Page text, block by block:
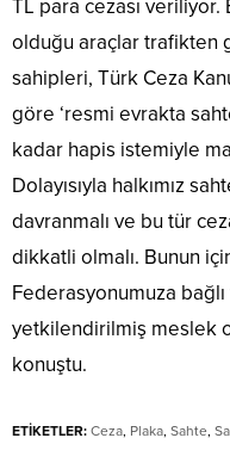
TL para cezası veriliyor.
olduğu araçlar trafikten
sahipleri, Türk Ceza
göre ‘resmi evrakta
kadar hapis istemiyle
Dolayısıyla halkımız
davranmalı ve bu tür
dikkatli olmalı. Bunun
Federasyonumuza
yetkilendirilmiş meslek
konuştu.
ETİKETLER: Ceza, Plaka, Sahte,